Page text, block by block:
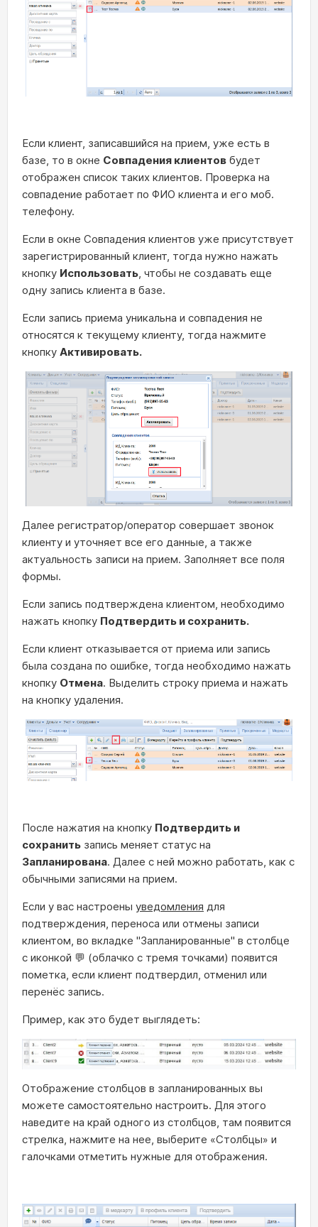
Если клиент, записавшийся на прием, уже есть в
базе, то в окне Совпадения клиентов будет
отображен список таких клиентов. Проверка на
совпадение работает по ФИО клиента и его моб.
телефону.
Если в окне Совпадения клиентов уже присутствует
зарегистрированный клиент, тогда нужно нажать
кнопку Использовать, чтобы не создавать еще
одну запись клиента в базе.
Если запись приема уникальна и совпадения не
относятся к текущему клиенту, тогда нажмите
кнопку Активировать.
Далее регистратор/оператор совершает звонок
клиенту и уточняет все его данные, а также
актуальность записи на прием. Заполняет все поля
формы.
Если запись подтверждена клиентом, необходимо
нажать кнопку Подтвердить и сохранить.
Если клиент отказывается от приема или запись
была создана по ошибке, тогда необходимо нажать
кнопку Отмена. Выделить строку приема и нажать
на кнопку удаления.
После нажатия на кнопку Подтвердить и
сохранить запись меняет статус на
Запланирована. Далее с ней можно работать, как с
обычными записями на прием.
Если у вас настроены уведомления для
подтверждения, переноса или отмены записи
клиентом, во вкладке "Запланированные" в столбце
с иконкой 💬 (облачко с тремя точками) появится
пометка, если клиент подтвердил, отменил или
перенёс запись.
Пример, как это будет выглядеть:
Отображение столбцов в запланированных вы
можете самостоятельно настроить. Для этого
наведите на край одного из столбцов, там появится
стрелка, нажмите на нее, выберите «Столбцы» и
галочками отметить нужные для отображения.